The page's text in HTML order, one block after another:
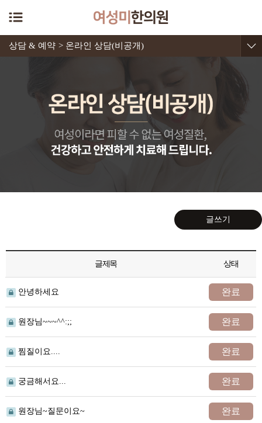
상담 & 예약 > 온라인 상담(비공개)
글쓰기
글제목 상태
안녕하세요 완료
원장님~~~^^:;; 완료
찜질이요.... 완료
궁금해서요... 완료
원장님~질문이요~ 완료